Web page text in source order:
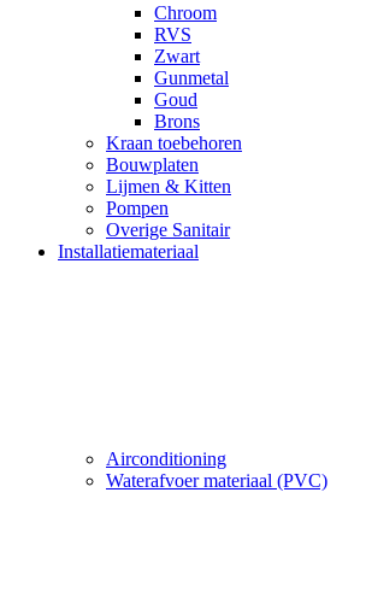
Chroom
RVS
Zwart
Gunmetal
Goud
Brons
Kraan toebehoren
Bouwplaten
Lijmen & Kitten
Pompen
Overige Sanitair
Installatiemateriaal
Airconditioning
Waterafvoer materiaal (PVC)